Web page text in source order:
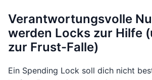
Verantwortungsvolle
werden Locks zur Hilfe
zur Frust-Falle)
Ein Spending Lock soll dich nicht